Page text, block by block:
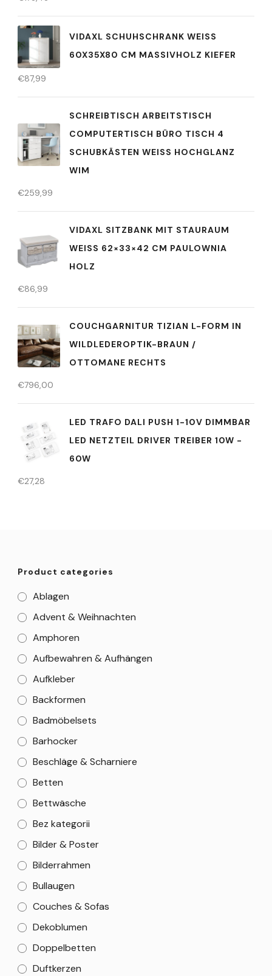
VIDAXL SCHUHSCHRANK WEISS 6
0X35X80 CM MASSIVHOLZ KIEFER
€87,99
SCHREIBTISCH ARBEITSTISCH
COMPUTERTISCH BÜRO TISCH 4
SCHUBKÄSTEN WEISS HOCHGLANZ W
IM
€259,99
VIDAXL SITZBANK MIT STAURAUM
WEISS 62×33×42 CM PAULOWNIA H
OLZ
€86,99
COUCHGARNITUR TIZIAN L-FORM IN
WILDLEDEROPTIK-BRAUN /
OTTOMANE RECHTS
€796,00
LED TRAFO DALI PUSH 1-10V DIMMBAR
LED NETZTEIL DRIVER TREIBER 10W -
60W
€27,28
Product categories
Ablagen
Advent & Weihnachten
Amphoren
Aufbewahren & Aufhängen
Aufkleber
Backformen
Badmöbelsets
Barhocker
Beschläge & Scharniere
Betten
Bettwäsche
Bez kategorii
Bilder & Poster
Bilderrahmen
Bullaugen
Couches & Sofas
Dekoblumen
Doppelbetten
Duftkerzen